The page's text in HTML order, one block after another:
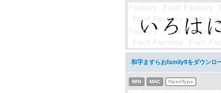
和字ますらおfamily9をダウンロ
WIN MAC OpenType